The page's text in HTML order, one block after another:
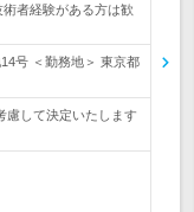
者経験がある方は歓
号 ＜勤務地＞ 東京都
慮して決定いたします